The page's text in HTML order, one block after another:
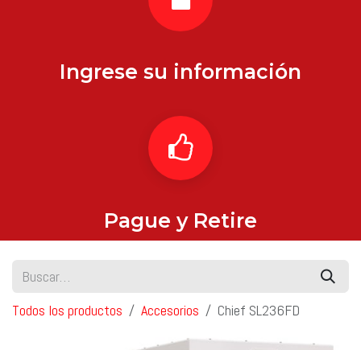
Ingrese su información
Pague y Retire
Todos los productos Accesorios Chief SL236FD